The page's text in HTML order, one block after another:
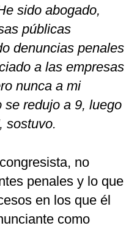
sido abogado,
públicas
denuncias penales
a las empresas
nunca a mi
se redujo a 9, luego
sostuvo.
no
penales y lo que
en los que él
como